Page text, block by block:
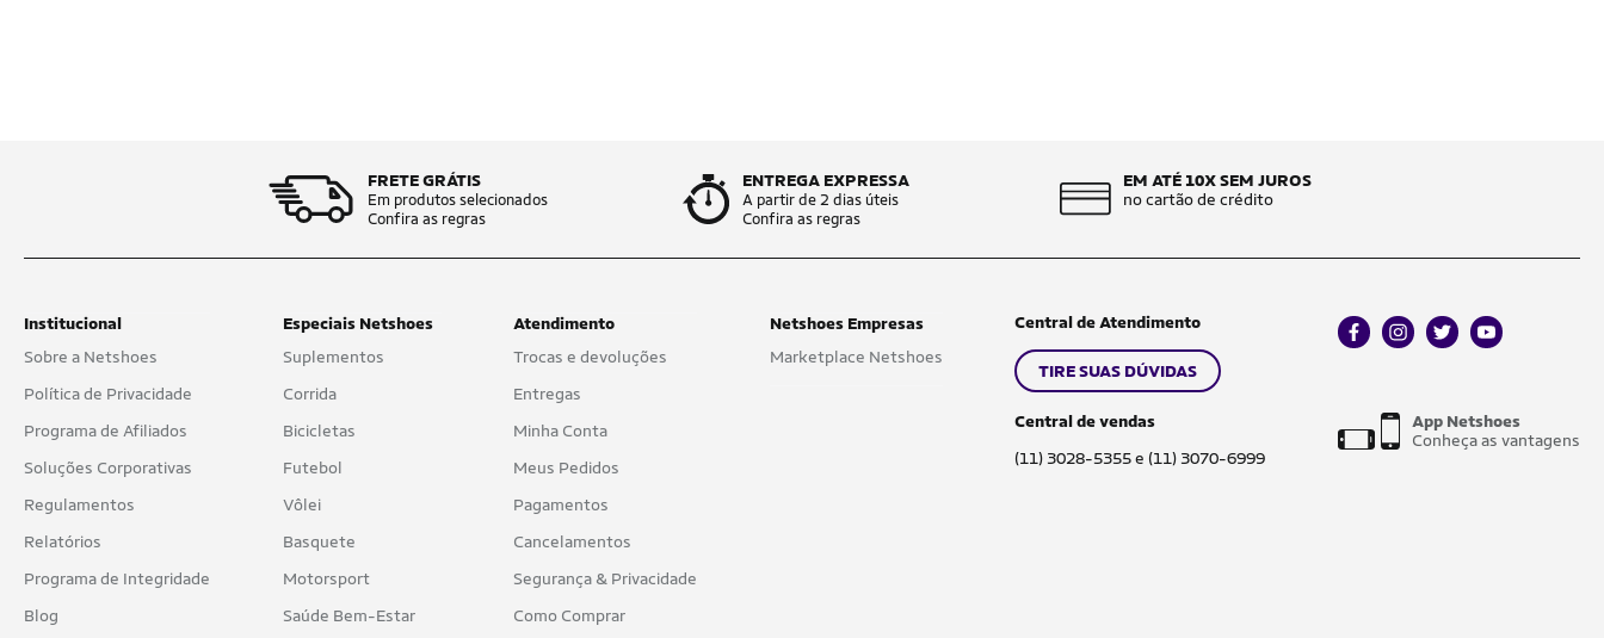
FRETE GRÁTIS
Em produtos selecionados
Confira as regras
ENTREGA EXPRESSA
A partir de 2 dias úteis
Confira as regras
EM ATÉ 10X SEM JUROS
no cartão de crédito
Institucional
Sobre a Netshoes
Política de Privacidade
Programa de Afiliados
Soluções Corporativas
Regulamentos
Relatórios
Programa de Integridade
Blog
Especiais Netshoes
Suplementos
Corrida
Bicicletas
Futebol
Vôlei
Basquete
Motorsport
Saúde Bem-Estar
Atendimento
Trocas e devoluções
Entregas
Minha Conta
Meus Pedidos
Pagamentos
Cancelamentos
Segurança & Privacidade
Como Comprar
Netshoes Empresas
Marketplace Netshoes
Central de Atendimento
TIRE SUAS DÚVIDAS
Central de vendas
(11) 3028-5355 e (11) 3070-6999
facebookinstagram
twitteryoutube
App Netshoes
Conheça as vantagens